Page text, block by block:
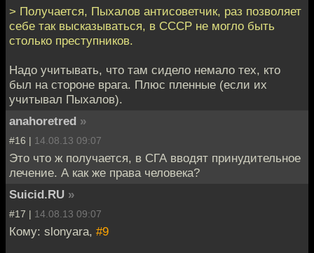
> Получается, Пыхалов антисоветчик, раз позволяет
себе так высказываться, в СССР не могло быть
столько преступников.
Надо учитывать, что там сидело немало тех, кто
был на стороне врага. Плюс пленные (если их
учитывал Пыхалов).
anahoretred »
#16 | 14.08.13 09:07
Это что ж получается, в СГА вводят принудительное
лечение. А как же права человека?
Suicid.RU »
#17 | 14.08.13 09:07
Кому: slonyara, #9